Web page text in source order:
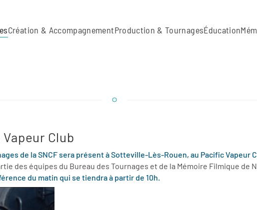
Création & AccompagnementProduction & TournagesÉducation
Club
de la SNCF sera présent à Sotteville-Lès-Rouen, au Pacific Vapeur
des équipes du Bureau des Tournages et de la Mémoire Filmique de
du matin qui se tiendra à partir de 10h.